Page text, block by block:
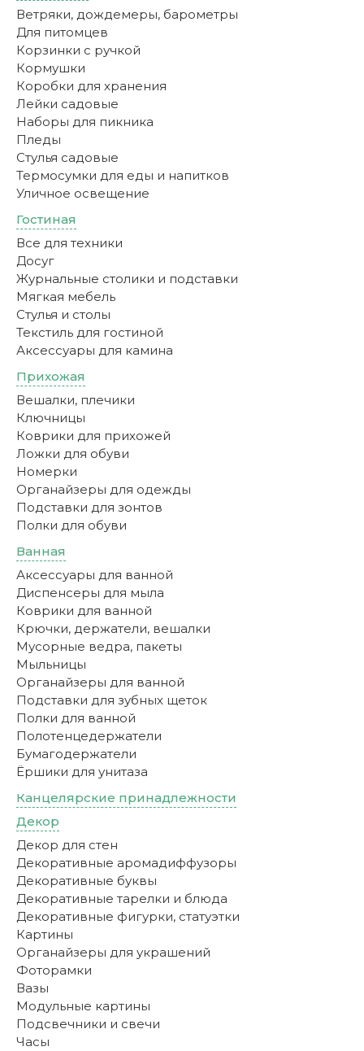
Ветряки, дождемеры, барометры
Для питомцев
Корзинки с ручкой
Кормушки
Коробки для хранения
Лейки садовые
Наборы для пикника
Пледы
Стулья садовые
Термосумки для еды и напитков
Уличное освещение
Гостиная
Все для техники
Досуг
Журнальные столики и подставки
Мягкая мебель
Стулья и столы
Текстиль для гостиной
Аксессуары для камина
Прихожая
Вешалки, плечики
Ключницы
Коврики для прихожей
Ложки для обуви
Номерки
Органайзеры для одежды
Подставки для зонтов
Полки для обуви
Ванная
Аксессуары для ванной
Диспенсеры для мыла
Коврики для ванной
Крючки, держатели, вешалки
Мусорные ведра, пакеты
Мыльницы
Органайзеры для ванной
Подставки для зубных щеток
Полки для ванной
Полотенцедержатели
Бумагодержатели
Ёршики для унитаза
Канцелярские принадлежности
Декор
Декор для стен
Декоративные аромадиффузоры
Декоративные буквы
Декоративные тарелки и блюда
Декоративные фигурки, статуэтки
Картины
Органайзеры для украшений
Фоторамки
Вазы
Модульные картины
Подсвечники и свечи
Часы